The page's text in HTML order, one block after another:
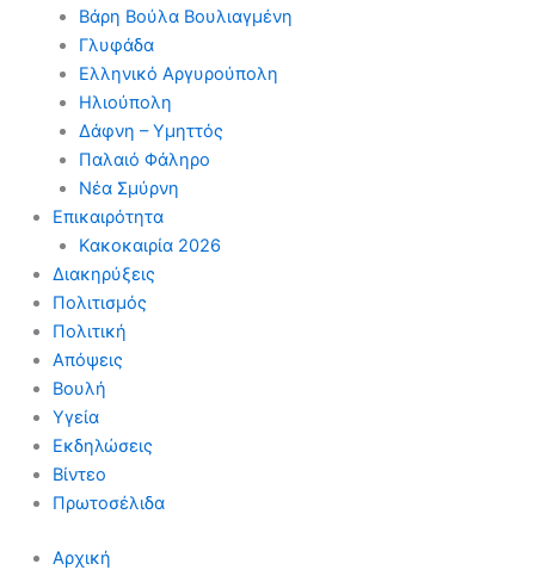
Βάρη Βούλα Βουλιαγμένη
Γλυφάδα
Ελληνικό Αργυρούπολη
Ηλιούπολη
Δάφνη – Υμηττός
Παλαιό Φάληρο
Νέα Σμύρνη
Επικαιρότητα
Κακοκαιρία 2026
Διακηρύξεις
Πολιτισμός
Πολιτική
Απόψεις
Βουλή
Υγεία
Εκδηλώσεις
Βίντεο
Πρωτοσέλιδα
Αρχική